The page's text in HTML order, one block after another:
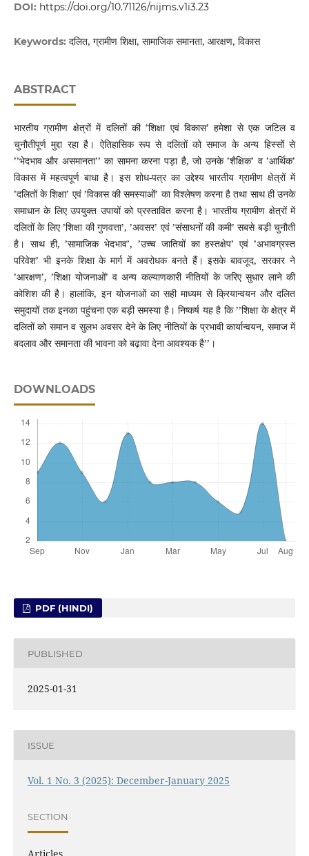
DOI: https://doi.org/10.71126/nijms.v1i3.23
Keywords: दलित, ग्रामीण शिक्षा, सामाजिक समानता, आरक्षण, विकास
ABSTRACT
भारतीय ग्रामीण क्षेत्रों में दलितों की ’शिक्षा एवं विकास’ हमेशा से एक जटिल व
चुनौतीपूर्ण मुद्दा रहा है। ऐतिहासिक रूप से दलितों को समाज के अन्य हिस्सों से
’’भेदभाव और असमानता’’ का सामना करना पड़ा है, जो उनके ’शैक्षिक’ व ’आर्थिक’
विकास में महत्वपूर्ण बाधा है। इस शोध-पत्र का उद्देश्य भारतीय ग्रामीण क्षेत्रों में
’दलितों के शिक्षा’ एवं ’विकास की समस्याओं’ का विश्लेषण करना है तथा साथ ही उनके
समाधान के लिए उपयुक्त उपायों को प्रस्तावित करना है। भारतीय ग्रामीण क्षेत्रों में
दलितों के लिए ’शिक्षा की गुणवत्ता’, ’अवसर’ एवं ’संसाधनों की कमी’ सबसे बड़ी चुनौती
है। साथ ही, ’सामाजिक भेदभाव’, ’उच्च जातियों का हस्तक्षेप’ एवं ’अभावग्रस्त
परिवेश’ भी इनके शिक्षा के मार्ग में अवरोधक बनते हैं। इसके बावजूद, सरकार ने
’आरक्षण’, ’शिक्षा योजनाओं’ व अन्य कल्याणकारी नीतियों के जरिए सुधार लाने की
कोशिश की है। हालांकि, इन योजनाओं का सही माध्यम से क्रियान्वयन और दलित
समुदायों तक इनका पहुंचना एक बड़ी समस्या है। निष्कर्ष यह है कि ’’शिक्षा के क्षेत्र में
दलितों को समान व सुलभ अवसर देने के लिए नीतियों के प्रभावी कार्यान्वयन, समाज में
बदलाव और समानता की भावना को बढ़ावा देना आवश्यक है’’।
DOWNLOADS
PDF (HINDI)
PUBLISHED
2025-01-31
ISSUE
Vol. 1 No. 3 (2025): December-January 2025
SECTION